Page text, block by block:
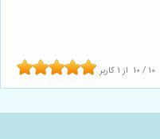
10 / 10 از 1 کاربر